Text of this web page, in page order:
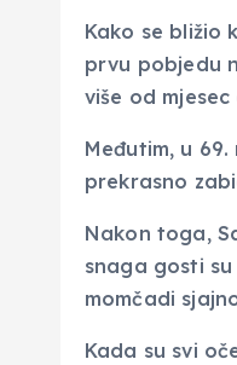
Kako se bližio
prvu pobjedu
više od
Međutim, u
prekrasno
Nakon toga,
snaga gosti
momčadi
Kada su svi